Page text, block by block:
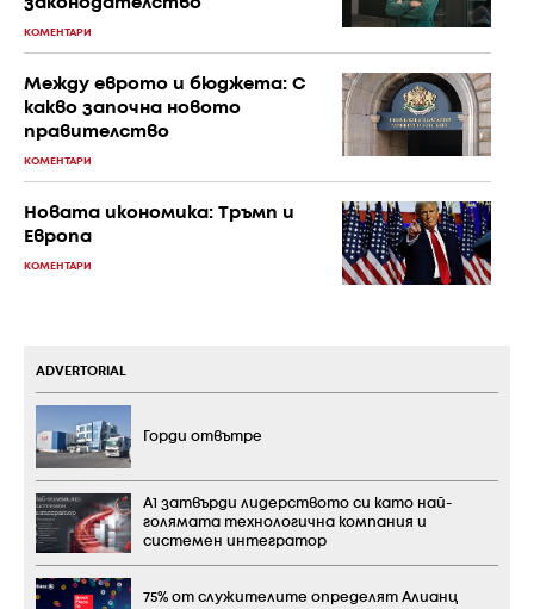
КОМЕНТАРИ
Между еврото и бюджета: С
какво започна новото
правителство
КОМЕНТАРИ
Новата икономика: Тръмп и
Европа
КОМЕНТАРИ
ADVERTORIAL
Горди отвътре
А1 затвърди лидерството си като най-
голямата технологична компания и
системен интегратор
75% от служителите определят Алианц